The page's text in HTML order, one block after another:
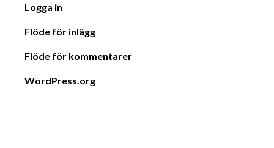
Logga in
Flöde för inlägg
Flöde för kommentarer
WordPress.org